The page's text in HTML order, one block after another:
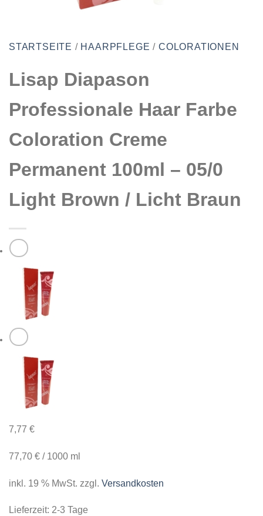
STARTSEITE / HAARPFLEGE / COLORATIONEN
Lisap Diapason
Professionale Haar Farbe
Coloration Creme
Permanent 100ml – 05/0
Light Brown / Licht Braun
7,77 €
77,70 € / 1000 ml
inkl. 19 % MwSt. zzgl. Versandkosten
Lieferzeit: 2-3 Tage